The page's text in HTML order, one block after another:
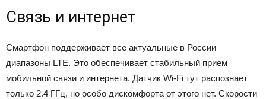
Связь и интернет
Смартфон поддерживает все актуальные в России
диапазоны LTE. Это обеспечивает стабильный прием
мобильной связи и интернета. Датчик Wi-Fi тут распознает
только 2.4 ГГц, но особо дискомфорта от этого нет. Скорости